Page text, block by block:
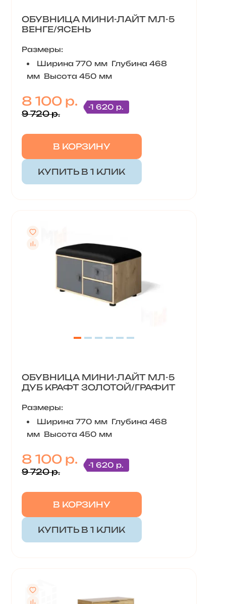
ОБУВНИЦА МИНИ-ЛАЙТ МЛ-5
ВЕНГЕ/ЯСЕНЬ
Размеры:
Ширина 770 мм Глубина 468
мм Высота 450 мм
8 100 р.
9 720 р.
-1 620 р.
В КОРЗИНУ
КУПИТЬ В 1 КЛИК
ОБУВНИЦА МИНИ-ЛАЙТ МЛ-5
ДУБ КРАФТ ЗОЛОТОЙ/ГРАФИТ
Размеры:
Ширина 770 мм Глубина 468
мм Высота 450 мм
8 100 р.
9 720 р.
-1 620 р.
В КОРЗИНУ
КУПИТЬ В 1 КЛИК